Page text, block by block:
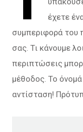
έχετε
συμπεριφορά του
σας. Τι κάνουμε
περιπτώσεις
μέθοδος. Το όνομά
αντίσταση!